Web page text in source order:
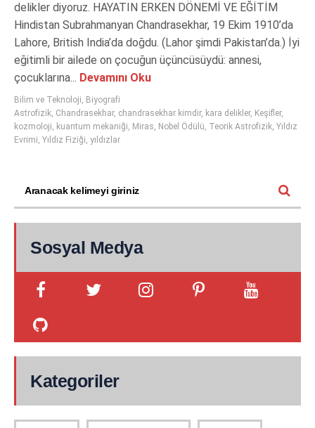
delikler diyoruz. HAYATIN ERKEN DÖNEMİ VE EĞİTİM
Hindistan Subrahmanyan Chandrasekhar, 19 Ekim 1910’da
Lahore, British India’da doğdu. (Lahor şimdi Pakistan’da.) İyi
eğitimli bir ailede on çocuğun üçüncüsüydü: annesi,
çocuklarına... Devamını Oku
Bilim ve Teknoloji, Biyografi
Astrofizik, Chandrasekhar, chandrasekhar kimdir, kara delikler, Keşifler,
kozmoloji, kuantum mekaniği, Miras, Nobel Ödülü, Teorik Astrofizik, Yıldız
Evrimi, Yıldız Fiziği, yıldızlar
Sosyal Medya
Kategoriler